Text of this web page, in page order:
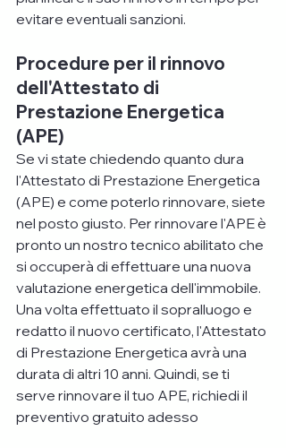
evitare eventuali sanzioni.
Procedure per il rinnovo
dell'Attestato di
Prestazione Energetica
(APE)
Se vi state chiedendo quanto dura
l'Attestato di Prestazione Energetica
(APE) e come poterlo rinnovare, siete
nel posto giusto. Per rinnovare l'APE è
pronto un nostro tecnico abilitato che
si occuperà di effettuare una nuova
valutazione energetica dell'immobile.
Una volta effettuato il sopralluogo e
redatto il nuovo certificato, l'Attestato
di Prestazione Energetica avrà una
durata di altri 10 anni. Quindi, se ti
serve rinnovare il tuo APE, richiedi il
preventivo gratuito adesso